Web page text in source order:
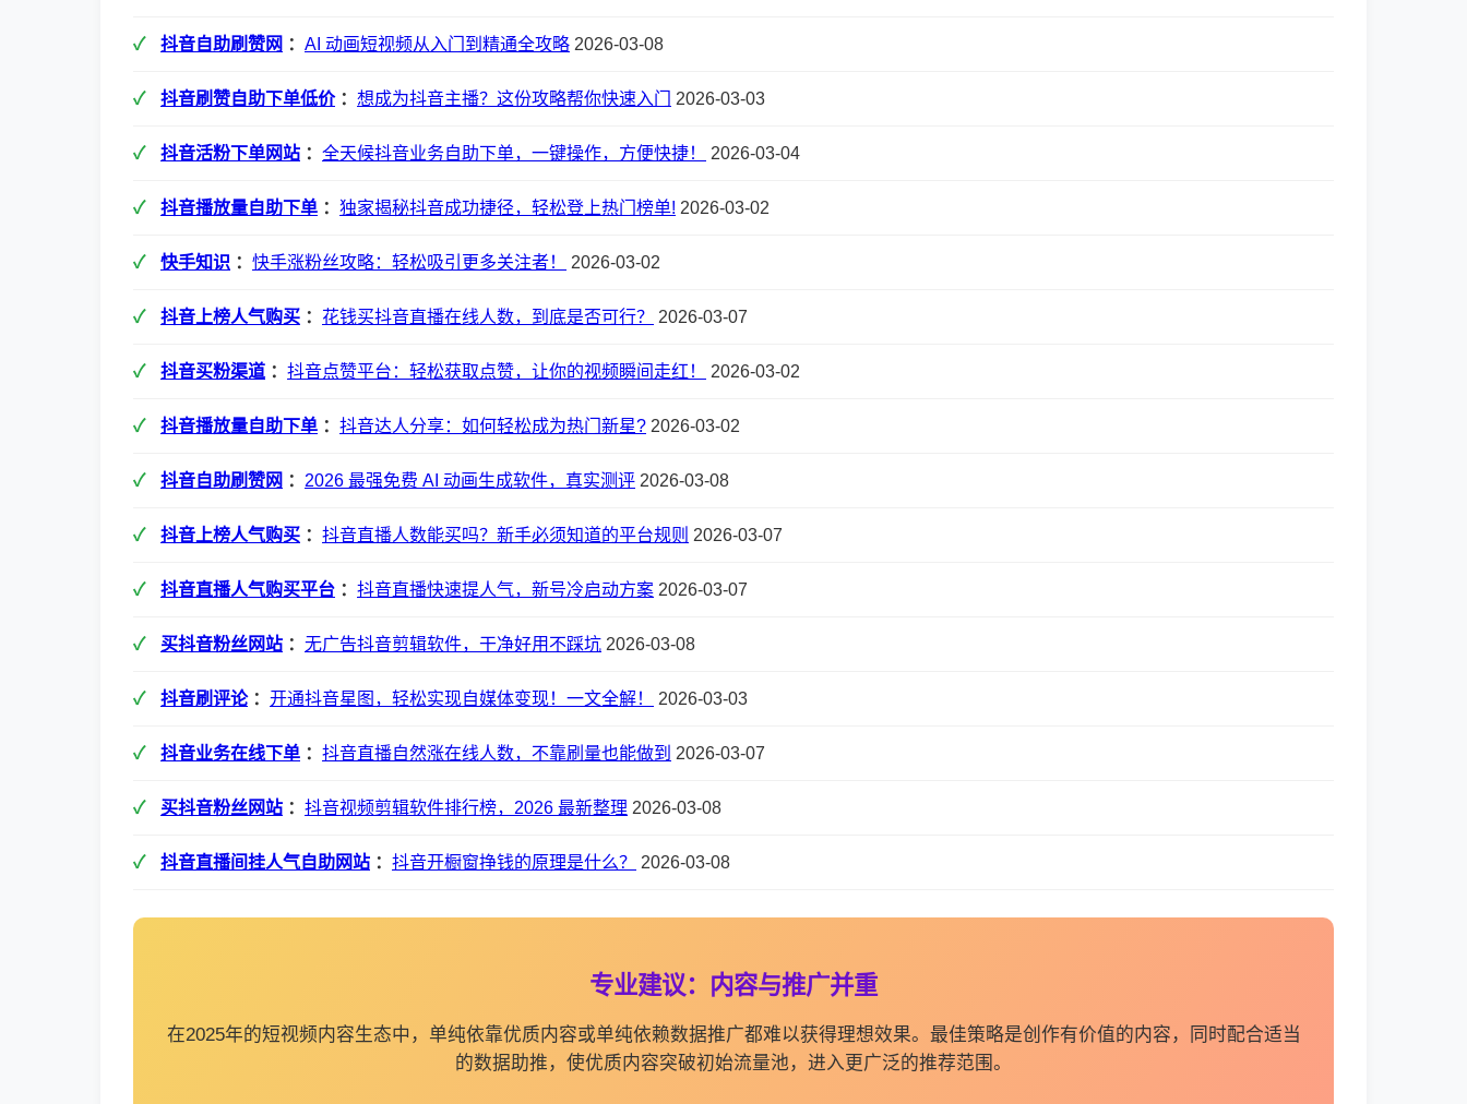
抖音自助刷赞网 ： AI 动画短视频从入门到精通全攻略 2026-03-08
抖音刷赞自助下单低价： 想成为抖音主播？这份攻略帮你快速入门 2026-03-03
抖音活粉下单网站 ： 全天候抖音业务自助下单，一键操作，方便快捷！ 2026-03-04
抖音播放量自助下单 ： 独家揭秘抖音成功捷径，轻松登上热门榜单! 2026-03-02
快手知识 ： 快手涨粉丝攻略：轻松吸引更多关注者！ 2026-03-02
抖音上榜人气购买 ： 花钱买抖音直播在线人数，到底是否可行？ 2026-03-07
抖音买粉渠道 ： 抖音点赞平台：轻松获取点赞，让你的视频瞬间走红！ 2026-03-02
抖音播放量自助下单 ： 抖音达人分享：如何轻松成为热门新星? 2026-03-02
抖音自助刷赞网 ： 2026 最强免费 AI 动画生成软件，真实测评 2026-03-08
抖音上榜人气购买 ： 抖音直播人数能买吗？新手必须知道的平台规则 2026-03-07
抖音直播人气购买平台 ： 抖音直播快速提人气，新号冷启动方案 2026-03-07
买抖音粉丝网站 ： 无广告抖音剪辑软件，干净好用不踩坑 2026-03-08
抖音刷评论： 开通抖音星图，轻松实现自媒体变现！一文全解！ 2026-03-03
抖音业务在线下单 ： 抖音直播自然涨在线人数，不靠刷量也能做到 2026-03-07
买抖音粉丝网站 ： 抖音视频剪辑软件排行榜，2026 最新整理 2026-03-08
抖音直播间挂人气自助网站 ： 抖音开橱窗挣钱的原理是什么？ 2026-03-08
专业建议：内容与推广并重
在2025年的短视频内容生态中，单纯依靠优质内容或单纯依赖数据推广都难以获得理想效果。最佳策略是创作有价值的内容，同时配合适当
的数据助推，使优质内容突破初始流量池，进入更广泛的推荐范围。